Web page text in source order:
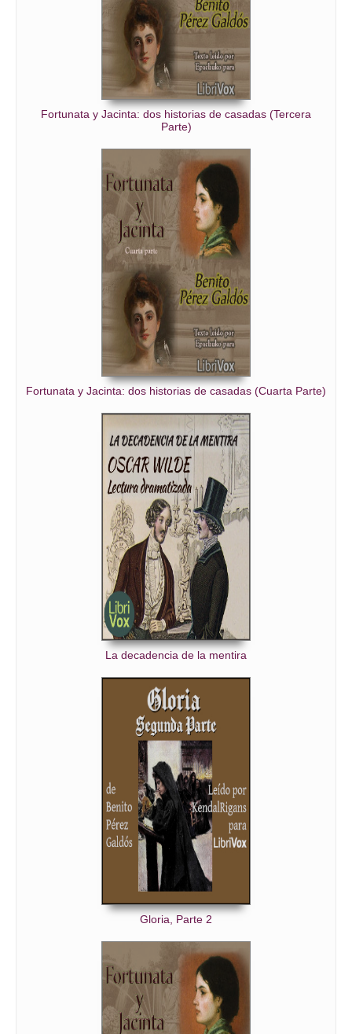
Fortunata y Jacinta: dos historias de casadas (Tercera
Parte)
Fortunata y Jacinta: dos historias de casadas (Cuarta Parte)
La decadencia de la mentira
Gloria, Parte 2